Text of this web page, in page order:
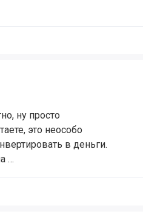
ну просто
это неособо
в деньги.
…